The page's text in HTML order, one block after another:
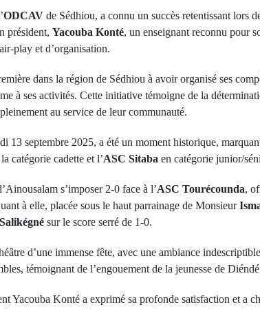
ODCAV de Sédhiou, a connu un succès retentissant lors
président, Yacouba Konté, un enseignant reconnu pour
play et d’organisation.
dans la région de Sédhiou à avoir organisé ses
à ses activités. Cette initiative témoigne de la
au service de leur communauté.
13 septembre 2025, a été un moment historique,
catégorie cadette et l’ASC Sitaba en catégorie junior/
s’imposer 2-0 face à l’ASC Tourécounda,
à elle, placée sous le haut parrainage de Monsieur
sur le score serré de 1-0.
d’une immense fête, avec une ambiance
témoignant de l’engouement de la jeunesse de
Yacouba Konté a exprimé sa profonde satisfaction et a